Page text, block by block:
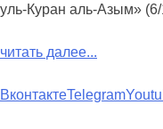
уль-Куран аль-Азым»
читать далее...
ВконтактеTelegram